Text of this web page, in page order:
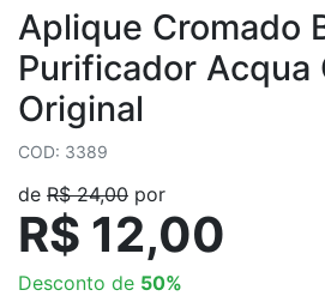
Aplique Cromado
Purificador Acqua
Original
COD: 3389
de R$ 24,00 por
R$ 12,00
Desconto de 50%